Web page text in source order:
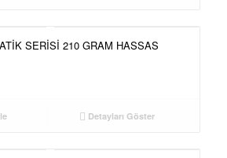
SERİSİ 210 GRAM HASSAS
Detayları Göster